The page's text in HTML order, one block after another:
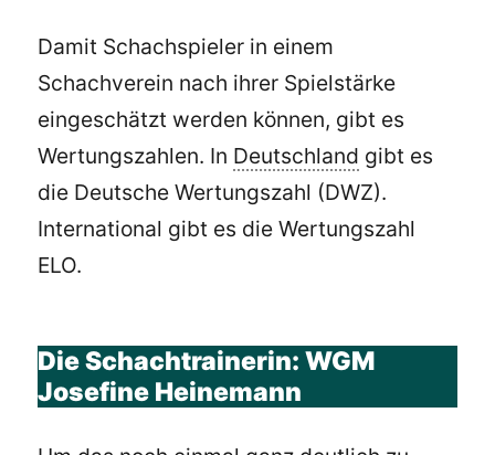
Damit Schachspieler in einem
Schachverein nach ihrer Spielstärke
eingeschätzt werden können, gibt es
Wertungszahlen. In Deutschland gibt es
die Deutsche Wertungszahl (DWZ).
International gibt es die Wertungszahl
ELO.
Die Schachtrainerin: WGM
Josefine Heinemann